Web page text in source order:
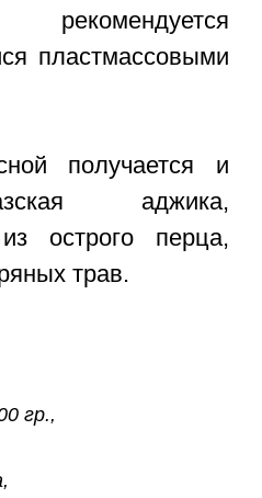
пластмассовыми
получается и
аджика,
острого перца,
трав.
гр.,